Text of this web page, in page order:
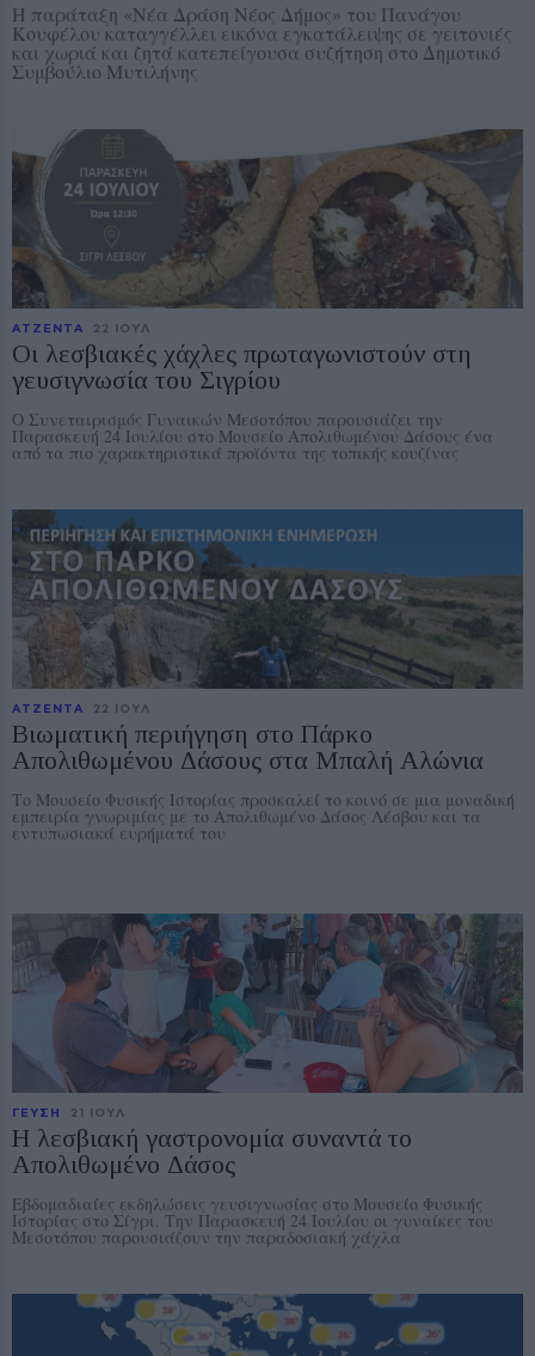
Η παράταξη «Νέα Δράση Νέος Δήμος» του Πανάγου
Κουφέλου καταγγέλλει εικόνα εγκατάλειψης σε γειτονιές
και χωριά και ζητά κατεπείγουσα συζήτηση στο Δημοτικό
Συμβούλιο Μυτιλήνης
ΑΤΖΕΝΤΑ 22 ΙΟΥΛ
Οι λεσβιακές χάχλες πρωταγωνιστούν στη
γευσιγνωσία του Σιγρίου
Ο Συνεταιρισμός Γυναικών Μεσοτόπου παρουσιάζει την
Παρασκευή 24 Ιουλίου στο Μουσείο Απολιθωμένου Δάσους ένα
από τα πιο χαρακτηριστικά προϊόντα της τοπικής κουζίνας
ΑΤΖΕΝΤΑ 22 ΙΟΥΛ
Βιωματική περιήγηση στο Πάρκο
Απολιθωμένου Δάσους στα Μπαλή Αλώνια
Το Μουσείο Φυσικής Ιστορίας προσκαλεί το κοινό σε μια μοναδική
εμπειρία γνωριμίας με το Απολιθωμένο Δάσος Λέσβου και τα
εντυπωσιακά ευρήματά του
ΓΕΥΣΗ 21 ΙΟΥΛ
Η λεσβιακή γαστρονομία συναντά το
Απολιθωμένο Δάσος
Εβδομαδιαίες εκδηλώσεις γευσιγνωσίας στο Μουσείο Φυσικής
Ιστορίας στο Σίγρι. Την Παρασκευή 24 Ιουλίου οι γυναίκες του
Μεσοτόπου παρουσιάζουν την παραδοσιακή χάχλα